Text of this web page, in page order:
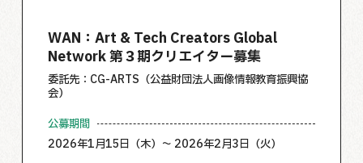
WAN：Art & Tech Creators Global
Network 第３期クリエイター募集
委託先：CG-ARTS（公益財団法人画像情報教育振興協
会）
公募期間
2026年1月15日（木）～ 2026年2月3日（火）